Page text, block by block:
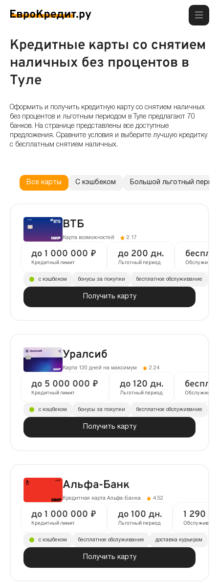
Кредитные карты со снятием
наличных без процентов в
Туле
Оформить и получить кредитную карту со снятием наличных
без процентов и льготным периодом в Туле предлагают 70
банков. На странице представлены все доступные
предложения. Сравните условия и выберите лучшую кредитку
с бесплатным снятием наличных.
Все карты С кэшбеком Большой льготный
ВТБ
Карта возможностей 2.17
до 1 000 000 ₽
Кредитный лимит
до 200 дн.
Льготный период
Получить карту
с кэшбеком бонусы за покупки бесплатное обслуживание
Уралсиб
Карта 120 дней на максимум 2.24
до 5 000 000 ₽
Кредитный лимит
до 120 дн.
Льготный период
Получить карту
с кэшбеком бонусы за покупки бесплатное обслуживание
Альфа-Банк
Кредитная карта Альфа-Банка 4.52
до 1 000 000 ₽
Кредитный лимит
до 100 дн.
Льготный период
1 290 ₽
Получить карту
с кэшбеком бесплатное обслуживание доставка курьером